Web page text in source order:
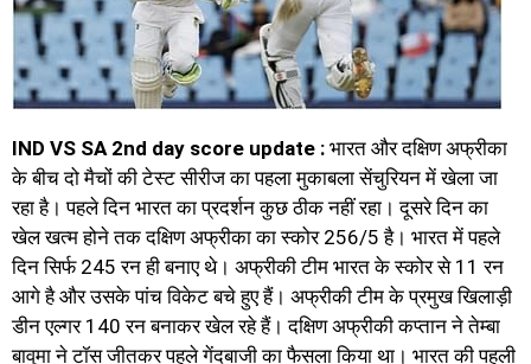
IND VS SA 2nd day score update : भारत और दक्षिण अफ्रीका
के बीच दो मैचों की टेस्ट सीरीज का पहला मुकाबला सेंचुरियन में खेला जा
रहा है। पहले दिन भारत का प्रदर्शन कुछ ठीक नहीं रहा। दूसरे दिन का
खेल खत्म होने तक दक्षिण अफ्रीका का स्कोर 256/5 है। भारत में पहले
दिन सिर्फ 245 रन ही बनाए थे। अफ्रीकी टीम भारत के स्कोर से 11 रन
आगे है और उसके पांच विकेट बचे हुए हैं। अफ्रीकी टीम के प्रमुख खिलाड़ी
डीन एल्गर 140 रन बनाकर खेल रहे हैं। दक्षिण अफ्रीकी कप्तान ने तेम्बा
बावुमा ने टॉस जीतकर पहले गेंदबाजी का फैसला किया था। भारत की पहली